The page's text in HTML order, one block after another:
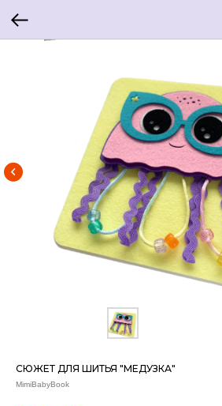
СЮЖЕТ ДЛЯ ШИТЬЯ "МЕДУЗКА"
MimiBabyBook